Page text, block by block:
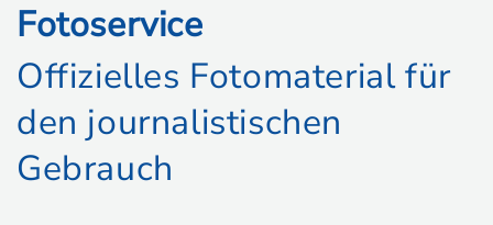
Fotoservice
Offizielles Fotomaterial für
den journalistischen
Gebrauch